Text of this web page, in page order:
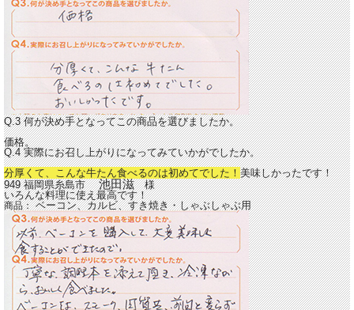
Q.3 何が決め手となってこの商品を選びましたか。
価格。
Q.4 実際にお召し上がりになってみていかがでしたか。
分厚くて、こんな牛たん食べるのは初めてでした！ 美味しかったです！
949 福岡県糸島市池田滋様
いろんな料理に使え最高です！
商品：ベーコン、カルビ、すき焼き・しゃぶしゃぶ用